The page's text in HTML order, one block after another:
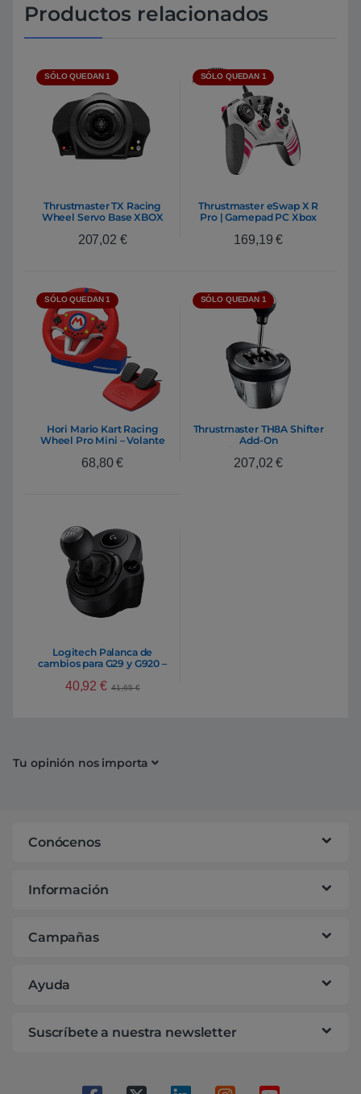
Productos relacionados
SÓLO QUEDAN 1
Thrustmaster TX Racing
Wheel Servo Base XBOX
207,02 €
SÓLO QUEDAN 1
Thrustmaster eSwap X R
Pro | Gamepad PC Xbox
169,19€
SÓLO QUEDAN 1
Hori Mario Kart Racing
Wheel Pro Mini – Volante
68,80€
SÓLO QUEDAN 1
Thrustmaster TH8A Shifter
Add-On
Palanca de cambio
207,02€
Logitech Palanca de
cambios para G29 y G920 –
40,92€ 41,65€
Tu opinión nos importa
Conócenos
Información
Campañas
Ayuda
Suscríbete a nuestra newsletter